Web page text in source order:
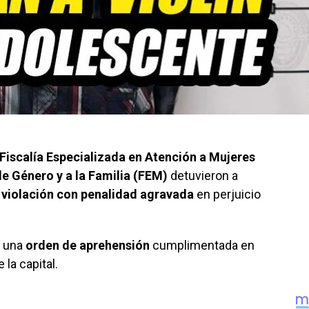
Fiscalía Especializada en Atención a Mujeres
Género y a la Familia (FEM) detuvieron a
con penalidad agravada en perjuicio
orden de aprehensión cumplimentada en
la capital.